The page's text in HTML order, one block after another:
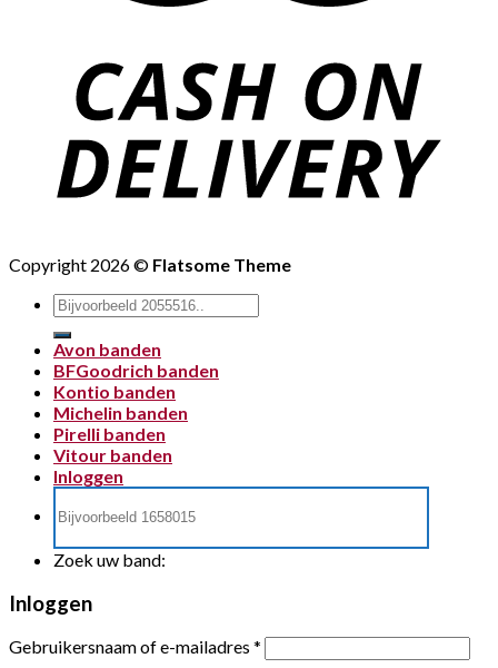
Copyright 2026 © Flatsome Theme
Zoeken
naar:
Avon banden
BFGoodrich banden
Kontio banden
Michelin banden
Pirelli banden
Vitour banden
Inloggen
Zoek uw band:
Inloggen
Gebruikersnaam of e-mailadres *